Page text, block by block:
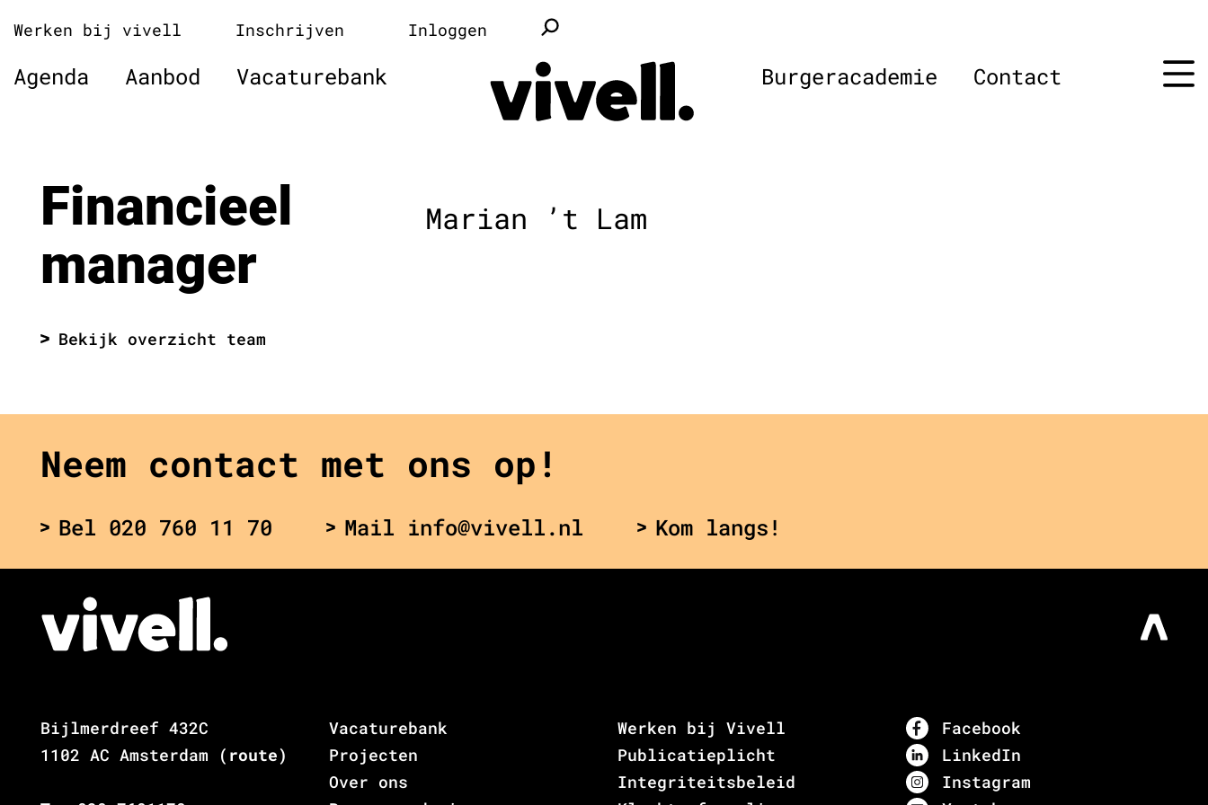
de
springen
Werken bij vivell Inschrijven Inloggen
Agenda Aanbod Vacaturebank Burgeracademie Contact
Financieel
manager
Bekijk overzicht team
Marian ’t Lam
Neem contact met ons op!
Bel 020 760 11 70 Mail info@vivell.nl Kom langs!
Bijlmerdreef 432C
1102 AC Amsterdam
(route)
Vacaturebank
Projecten
Over ons
Werken bij Vivell
Publicatieplicht
Integriteitsbeleid
Facebook
LinkedIn
Instagram